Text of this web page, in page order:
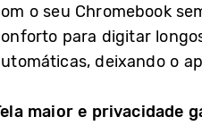
o seu Chromebook
para digitar
deixando o
maior e privacidade